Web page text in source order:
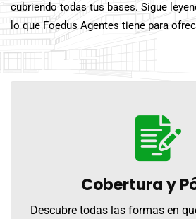
cubriendo todas tus bases. Sigue
lo que Foedus Agentes tiene para
Cobertura y
Descubre todas las formas en